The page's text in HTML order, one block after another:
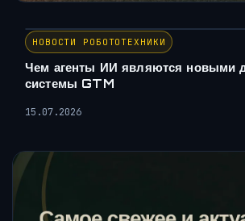
НОВОСТИ РОБОТОТЕХНИКИ
Чем агенты ИИ являются новыми
системы GTM
15.07.2026